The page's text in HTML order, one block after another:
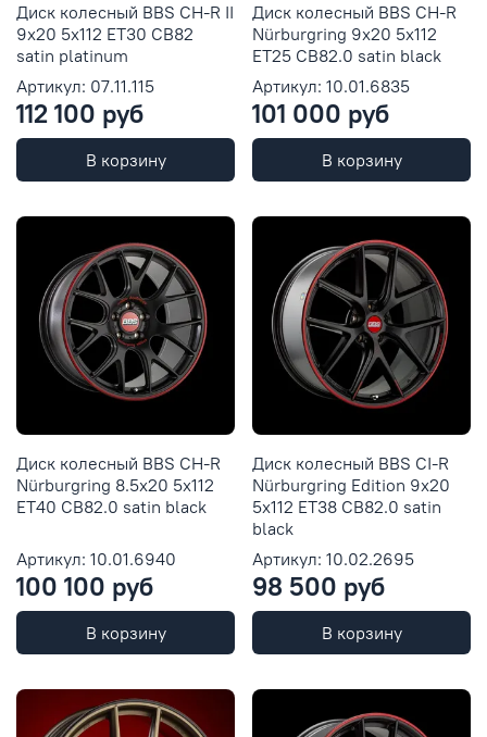
Диск колесный BBS CH-R II
9x20 5x112 ET30 CB82
satin platinum
Артикул: 07.11.115
112 100 руб
В корзину
Диск колесный BBS CH-R
Nürburgring 9x20 5x112
ET25 CB82.0 satin black
Артикул: 10.01.6835
101 000 руб
В корзину
Диск колесный BBS CH-R
Nürburgring 8.5x20 5x112
ET40 CB82.0 satin black
Артикул: 10.01.6940
100 100 руб
В корзину
Диск колесный BBS CI-R
Nürburgring Edition 9x20
5x112 ET38 CB82.0 satin
black
Артикул: 10.02.2695
98 500 руб
В корзину